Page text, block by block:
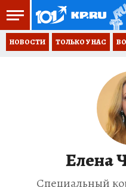
НОВОСТИ ТОЛЬКО У НАС
Елена
Специальный